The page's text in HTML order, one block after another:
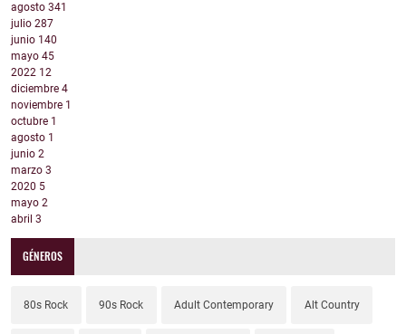
agosto 341
julio 287
junio 140
mayo 45
2022 12
diciembre 4
noviembre 1
octubre 1
agosto 1
junio 2
marzo 3
2020 5
mayo 2
abril 3
GÉNEROS
80s Rock 90s Rock Adult Contemporary Alt Country